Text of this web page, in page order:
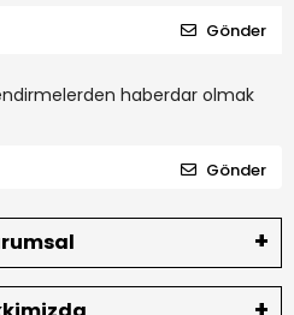
Gönder
haberdar olmak
Gönder